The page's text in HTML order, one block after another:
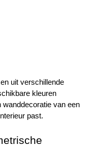
uit verschillende
kleuren
wanddecoratie van een
past.